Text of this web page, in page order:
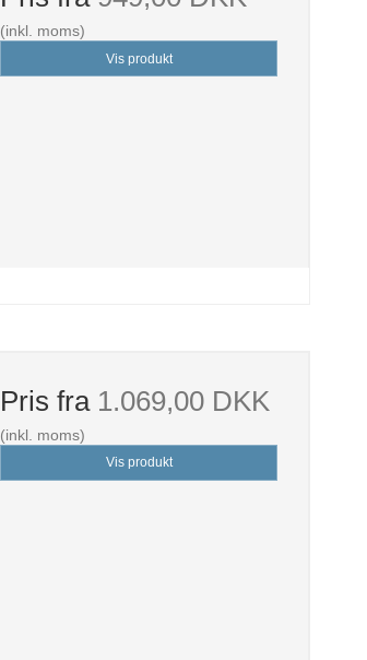
(inkl. moms)
Vis produkt
Pris fra 1.069,00 DKK
(inkl. moms)
Vis produkt